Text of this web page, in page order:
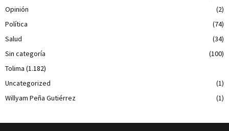
Opinión
(2)
Política
(74)
Salud
(34)
Sin categoría
(100)
Tolima (1.182)
Uncategorized
(1)
Willyam Peña Gutiérrez
(1)